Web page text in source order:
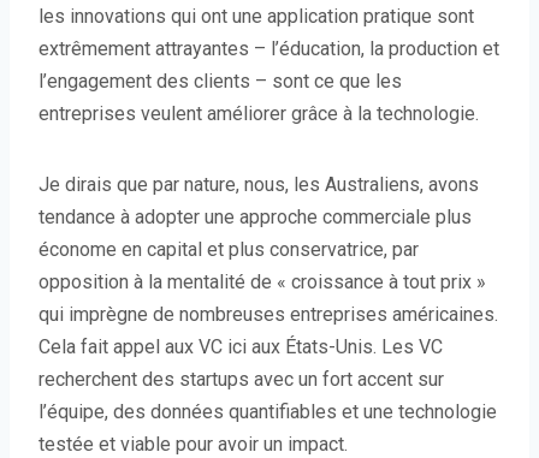
les innovations qui ont une application pratique sont
extrêmement attrayantes – l’éducation, la production et
l’engagement des clients – sont ce que les
entreprises veulent améliorer grâce à la technologie.
Je dirais que par nature, nous, les Australiens, avons
tendance à adopter une approche commerciale plus
économe en capital et plus conservatrice, par
opposition à la mentalité de « croissance à tout prix »
qui imprègne de nombreuses entreprises américaines.
Cela fait appel aux VC ici aux États-Unis. Les VC
recherchent des startups avec un fort accent sur
l’équipe, des données quantifiables et une technologie
testée et viable pour avoir un impact.